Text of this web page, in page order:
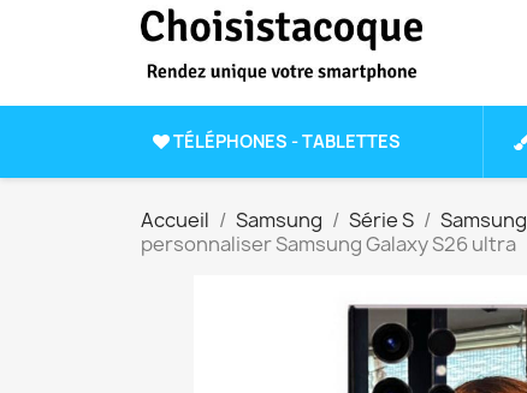
TÉLÉPHONES - TABLETTES
Accueil Samsung Série S
personnaliser Samsung Galaxy S26 ultra